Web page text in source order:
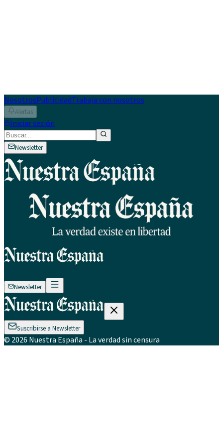
NosotrosPublicidadTrabaja con nosotros
Alertas
Iniciar sesión
Newsletter
Newsletter
Suscribirse a Newsletter
© 2026 Nuestra España - La verdad sin censura